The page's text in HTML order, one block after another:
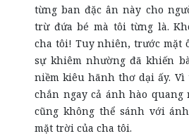
từng ban đặc ân này cho
trừ đứa bé mà tôi từng là.
cha tôi! Tuy nhiên, trước mặt
sự khiêm nhường đã khiến
niềm kiêu hãnh thơ dại ấy. Vì
chắn ngay cả ánh hào
cũng không thể sánh với
mặt trời của cha tôi.